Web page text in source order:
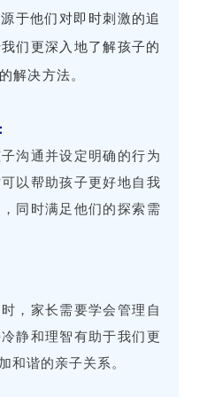
于他们对即时刺激的追
们更深入地了解孩子的
解决方法。
沟通并设定明确的行为
以帮助孩子更好地自我
同时满足他们的探索需
，家长需要学会管理自
静和理智有助于我们更
和谐的亲子关系。